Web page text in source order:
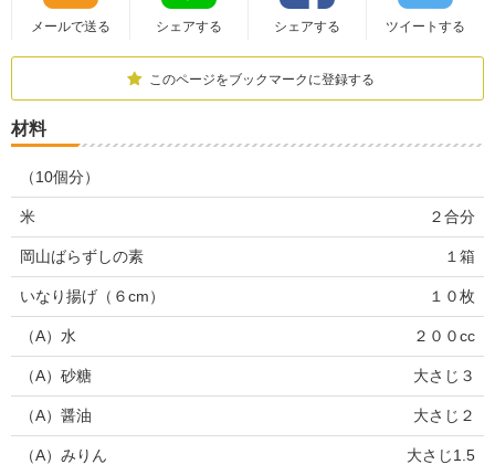
メールで送る シェアする シェアする ツイートする
このページをブックマークに登録する
材料
（10個分）
米 ２合分
岡山ばらずしの素 １箱
いなり揚げ（６cm） １０枚
（A）水 ２００cc
（A）砂糖 大さじ３
（A）醤油 大さじ２
（A）みりん 大さじ1.5